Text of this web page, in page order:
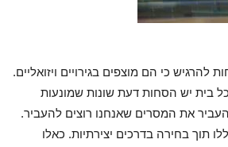
להרגיש כי הם מוצפים בגירויים ויזואליים.
בית יש הסחות דעת שונות שמונעות
את המסרים שאנחנו רוצים להעביר.
תוך בחירה בדרכים יצירתיות. כאלו